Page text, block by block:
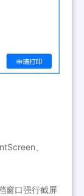
、
窗口强行截屏